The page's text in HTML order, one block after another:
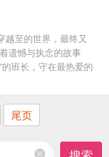
，all利姆露。 关于主
本，具体原因后文
简介无能，请各位贝
越至的世界，最终又
遗憾与执念的故事
班长，守在最热爱的
成长。带着两世的经
。 （注：文笔有限，
合口味，欢迎移步
尾页